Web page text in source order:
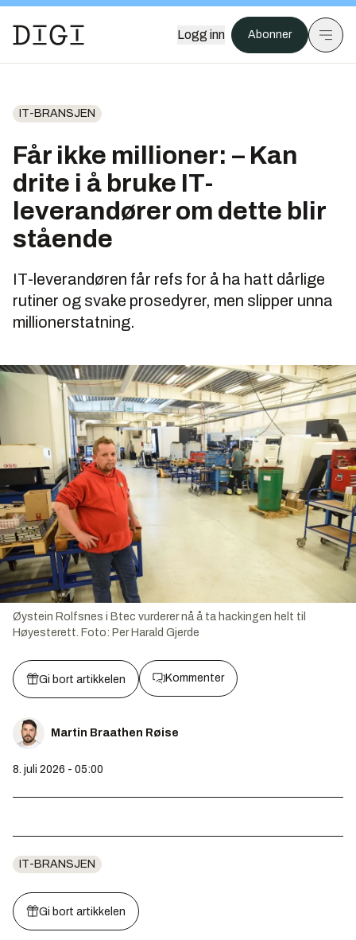
Logg inn Abonner
IT-BRANSJEN
Får ikke millioner: – Kan
drite i å bruke IT-
leverandører om dette blir
stående
IT-leverandøren får refs for å ha hatt dårlige
rutiner og svake prosedyrer, men slipper unna
millionerstatning.
Øystein Rolfsnes i Btec vurderer nå å ta hackingen helt til
Høyesterett. Foto: Per Harald Gjerde
Gi bort artikkelen Kommenter
Martin Braathen Røise
8. juli 2026 - 05:00
IT-BRANSJEN
Gi bort artikkelen